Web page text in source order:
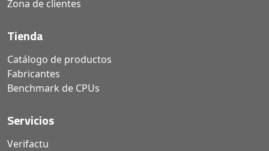
Zona de clientes
Tienda
Catálogo de productos
Fabricantes
Benchmark de CPUs
Servicios
Verifactu